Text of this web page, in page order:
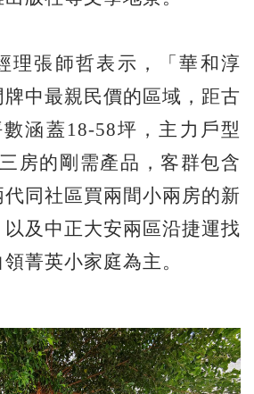
理張師哲表示，「華和淳
中最親民價的區域，距古
涵蓋18-58坪，主力戶型
房的剛需產品，客群包含
同社區買兩間小兩房的新
及中正大安兩區沿捷運找
菁英小家庭為主。